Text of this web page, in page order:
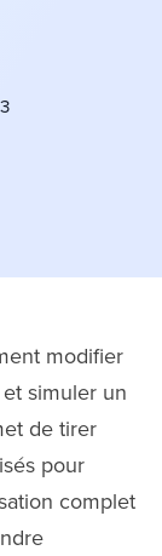
modifier
simuler un
de tirer
pour
complet